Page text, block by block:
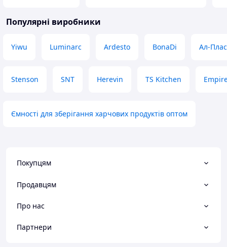
Популярні виробники
Yiwu Luminarc Ardesto BonaDi Ал-
Stenson SNT Herevin TS Kitchen
Ємності для зберігання харчових продуктів оптом
Покупцям
Продавцям
Про нас
Партнери